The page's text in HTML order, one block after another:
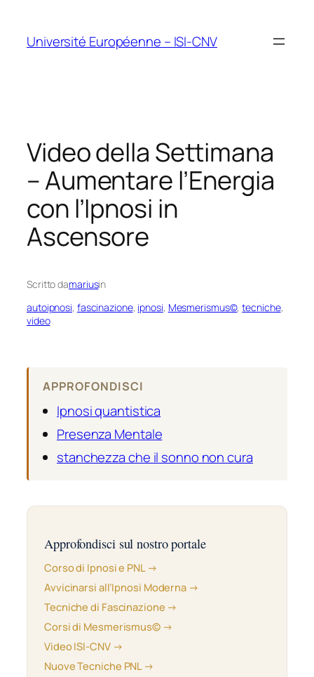
contenuto
Université Européenne – ISI-CNV
Video della Settimana
– Aumentare l’Energia
con l’Ipnosi in
Ascensore
Scritto damariusin
autoipnosi, fascinazione, ipnosi, Mesmerismus©, tecniche
video
APPROFONDISCI
Ipnosi quantistica
Presenza Mentale
stanchezza che il sonno non cura
Approfondisci sul nostro portale
Corso di Ipnosi e PNL →
Avvicinarsi all’Ipnosi Moderna →
Tecniche di Fascinazione →
Corsi di Mesmerismus© →
Video ISI-CNV →
Nuove Tecniche PNL →